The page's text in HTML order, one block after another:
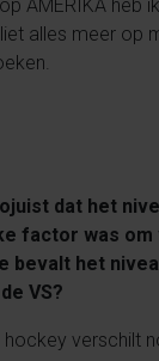
AMERIKA heb
alles meer op
dat het
factor was
bevalt het
VS?
hockey verschilt